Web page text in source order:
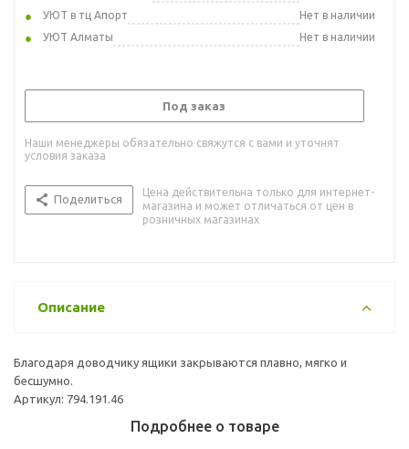
УЮТ в тц Апорт
Нет в наличии
УЮТ Алматы
Нет в наличии
Под заказ
Наши менеджеры обязательно свяжутся с вами и уточнят
условия заказа
Поделиться
Цена действительна только для интернет-
магазина и может отличаться от цен в
розничных магазинах
Описание
Благодаря доводчику ящики закрываются плавно, мягко и
бесшумно.
Артикул: 794.191.46
Подробнее о товаре